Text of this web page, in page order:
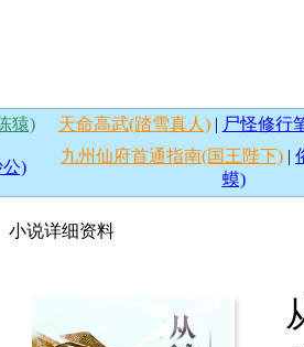
猿) 天命高武(踏雪真人)| 尸怪修行
)
九州仙府首通指南(国王陛下) |
蟆)
小说详细资料